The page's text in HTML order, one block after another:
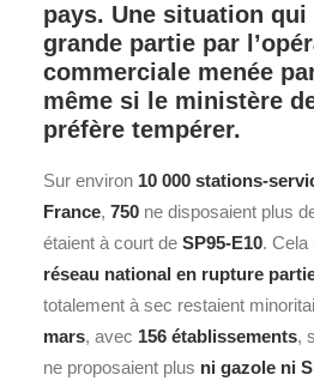
pays. Une situation qui
grande partie par
commerciale menée
même si le ministère
préfère tempérer.
Sur environ 10 000 stations-
France, 750 ne disposaient plus
étaient à court de SP95‑E10. Cela
réseau national en rupture
totalement à sec restaient
mars, avec 156 établissements,
ne proposaient plus ni gazole ni